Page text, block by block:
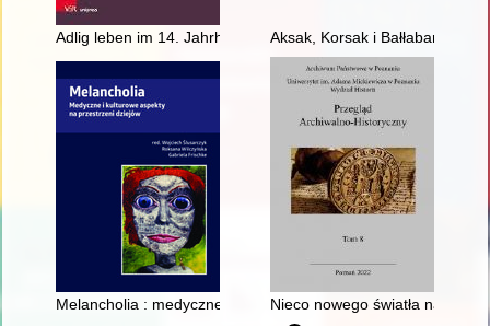
Adlig leben im 14. Jahrhundert. Weshalb sie fuhren: Die
Aksak, Korsak i Bałłaban :
Melancholia : medyczne i kulturowe aspekty na przestrzeni
Nieco nowego światła na